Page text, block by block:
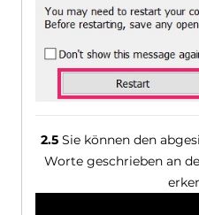
2.5Sie können den
Worte geschrieben an